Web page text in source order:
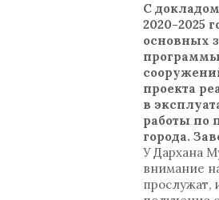
С
2020-2025
основных
программы
проекта
в
работы по
города.
У Дархана
внимание
прослужат,